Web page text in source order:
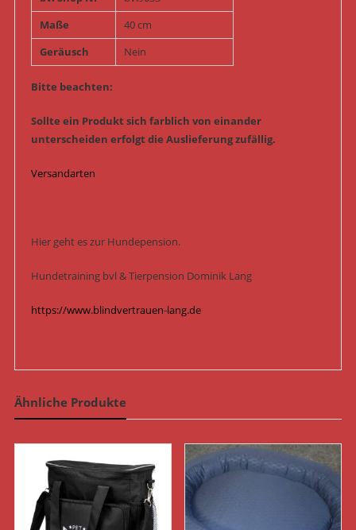
Maße
40 cm
Geräusch
Nein
Bitte beachten:
Sollte ein Produkt sich farblich von einander
unterscheiden erfolgt die Auslieferung zufällig.
Versandarten
Hier geht es zur Hundepension.
Hundetraining bvl & Tierpension Dominik Lang
https://www.blindvertrauen-lang.de
Ähnliche Produkte